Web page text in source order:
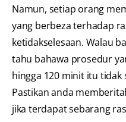
Namun, setiap orang
yang berbeza terhadap
ketidakselesaan. Walau
tahu bahawa prosedur
hingga 120 minit itu
Pastikan anda
jika terdapat sebarang